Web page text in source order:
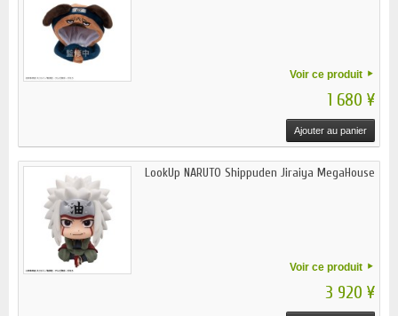
Voir ce produit
1 680 ¥
Ajouter au panier
LookUp NARUTO Shippuden Jiraiya MegaHouse
Voir ce produit
3 920 ¥